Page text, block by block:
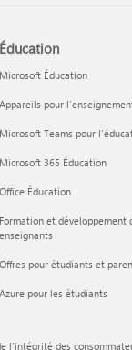
Éducation
Microsoft Éducation
Appareils pour
Microsoft Teams pour
Microsoft 365 Éducation
Office Éducation
Formation et développement
enseignants
Offres pour étudiants et
Azure pour les étudiants
l’intégrité des